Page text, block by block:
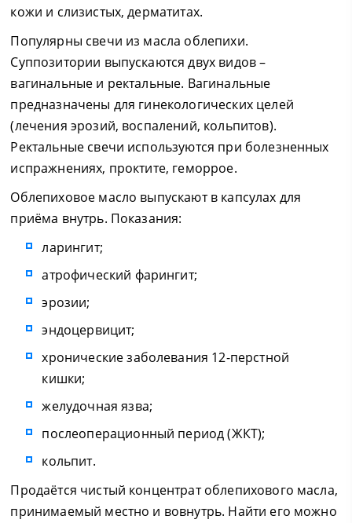
кожи и слизистых, дерматитах.
Популярны свечи из масла облепихи.
Суппозитории выпускаются двух видов –
вагинальные и ректальные. Вагинальные
предназначены для гинекологических целей
(лечения эрозий, воспалений, кольпитов).
Ректальные свечи используются при болезненных
испражнениях, проктите, геморрое.
Облепиховое масло выпускают в капсулах для
приёма внутрь. Показания:
ларингит;
атрофический фарингит;
эрозии;
эндоцервицит;
хронические заболевания 12-перстной
кишки;
желудочная язва;
послеоперационный период (ЖКТ);
кольпит.
Продаётся чистый концентрат облепихового масла,
принимаемый местно и вовнутрь. Найти его можно